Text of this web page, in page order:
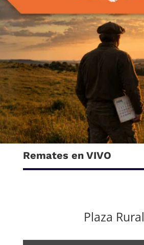
Remates en VIVO
Plaza Rural